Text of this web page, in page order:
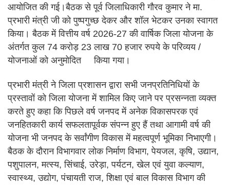
आयोजित की गई।बैठक से पूर्व जिलाधिकारी गौरव कुमार ने मा.
प्रभारी मंत्री जी को पुष्पगुच्छ देकर और शॉल भेटकर उनका स्वागत
किया। बैठक में वित्तीय वर्ष 2026-27 की वार्षिक जिला योजना के
अंतर्गत कुल 74 करोड़ 23 लाख 70 हजार रुपये के परिव्यय /
योजनाओं को अनुमोदित
किया गया।
प्रभारी मंत्री ने जिला प्रशासन द्वारा सभी जनप्रतिनिधियों के
प्रस्तावों को जिला योजना में शामिल किए जाने पर प्रसन्नता व्यक्त
करते हुए कहा कि पिछले वर्ष जनपद में अनेक विकासपरक एवं
जनहितकारी कार्य सफलतापूर्वक संपन्न हुए हैं तथा आगामी वर्ष की
योजना भी जनपद के सर्वांगीण विकास में महत्वपूर्ण भूमिका निभाएगी।
बैठक के दौरान विभागवार लोक निर्माण विभाग, पेयजल, कृषि, उद्यान,
पशुपालन, मत्स्य, सिंचाई, उरेड़ा, पर्यटन, खेल एवं युवा कल्याण,
स्वास्थ्य, उद्योग, पंचायती राज, शिक्षा एवं बाल विकास विभाग की